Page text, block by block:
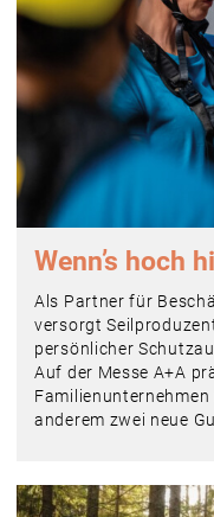
Wenn’s hoch
Als Partner für
versorgt
persönlicher
Auf der Messe A+A
anderem zwei neue